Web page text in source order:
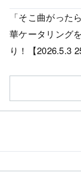
「そこ曲がった
華ケータリング
り！【2026.5.3